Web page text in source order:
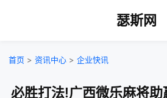
瑟斯网
首页 > 资讯中心 > 企业快讯
必胜打法!广西微乐麻将助